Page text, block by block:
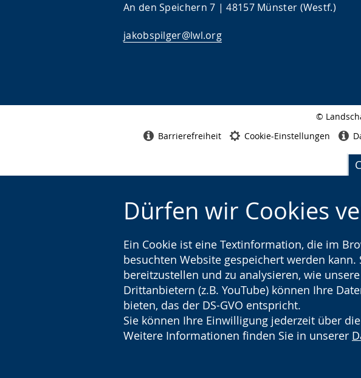
Dürfen wir Cookies
Ein Cookie ist eine Textinformation, die im
besuchten Website gespeichert werden
bereitzustellen und zu analysieren, wie
Drittanbietern (z.B. YouTube) können Ihre
bieten, das der DS-GVO entspricht.
Sie können Ihre Einwilligung jederzeit über
Weitere Informationen finden Sie in unserer
An den Speichern 7 | 48157 Münster (Westf.)
jakobspilger@lwl.org
©
Barrierefreiheit Cookie-Einstellungen